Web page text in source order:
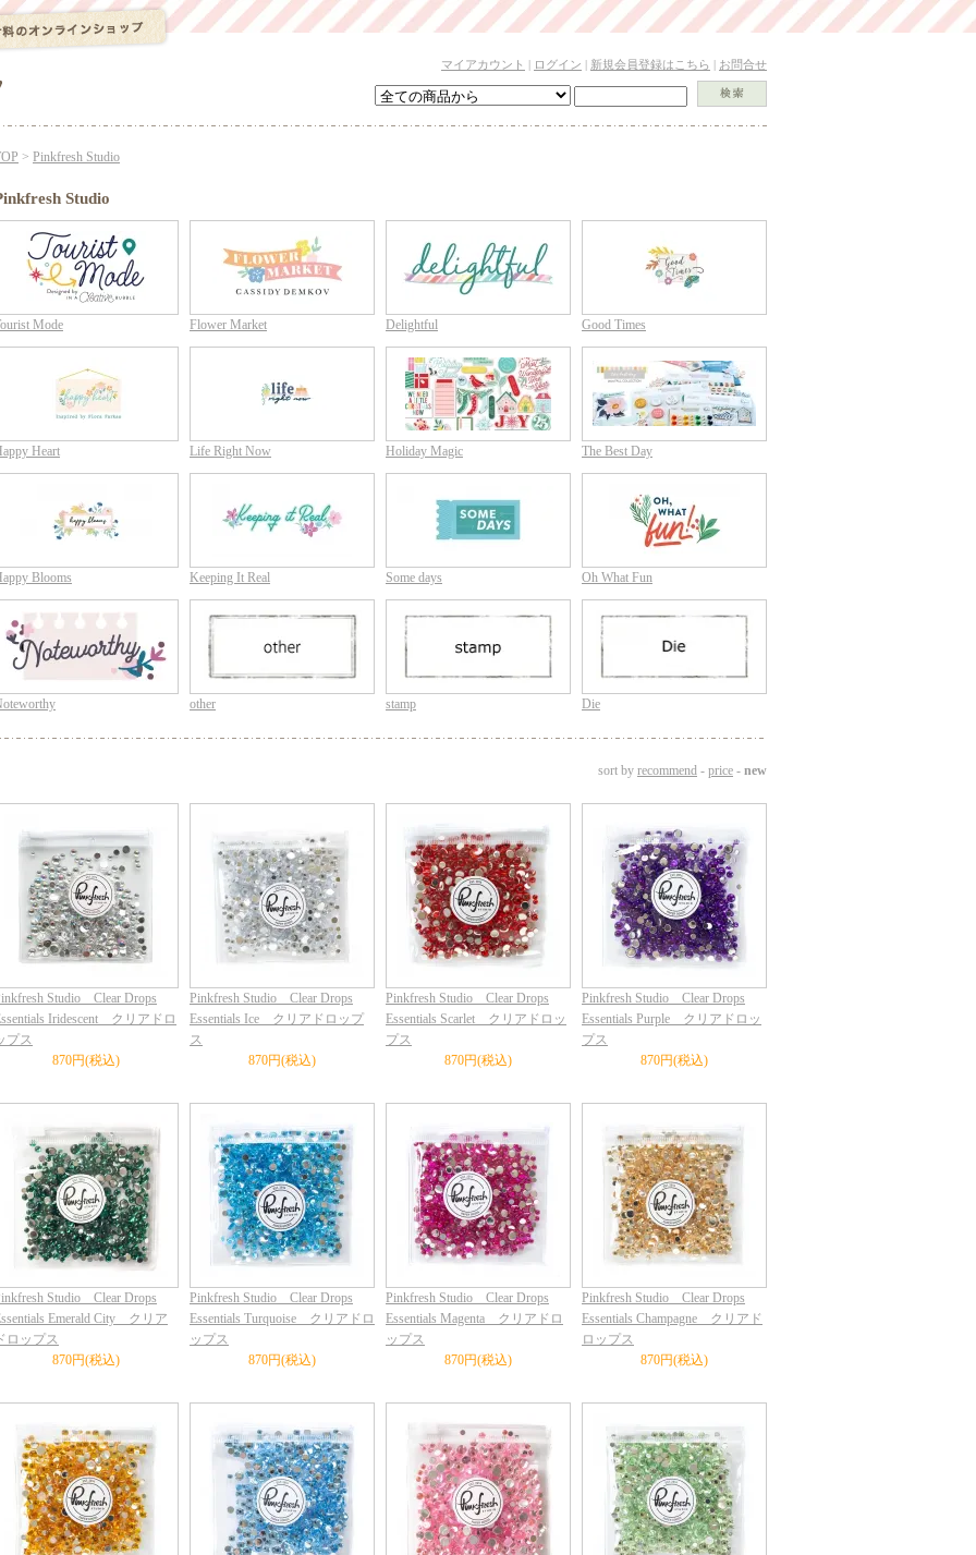
マイアカウント | ログイン | 新規会員登録はこちら | お問合せ
> Pinkfresh Studio
Studio
Mode Flower Market Delightful Good Times
Heart Life Right Now Holiday Magic The Best Day
Blooms Keeping It Real Some days Oh What Fun
other stamp Die
sort by recommend - price - new
Studio Clear Drops
Iridescent クリアドロ
プス
870円(税込)
Pinkfresh Studio Clear Drops
Essentials Ice クリアドロップ
ス
870円(税込)
Pinkfresh Studio Clear Drops
Essentials Scarlet クリアドロッ
プス
870円(税込)
Pinkfresh Studio Clear Drops
Essentials Purple クリアドロッ
プス
870円(税込)
Studio Clear Drops
Emerald City クリア
ロップス
870円(税込)
Pinkfresh Studio Clear Drops
Essentials Turquoise クリアドロ
ップス
870円(税込)
Pinkfresh Studio Clear Drops
Essentials Magenta クリアドロ
ップス
870円(税込)
Pinkfresh Studio Clear Drops
Essentials Champagne クリアド
ロップス
870円(税込)